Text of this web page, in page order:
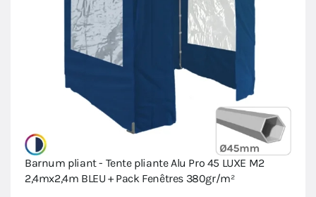
Barnum pliant - Tente pliante Alu Pro 45 LUXE M2
2,4mx2,4m BLEU + Pack Fenêtres 380gr/m²